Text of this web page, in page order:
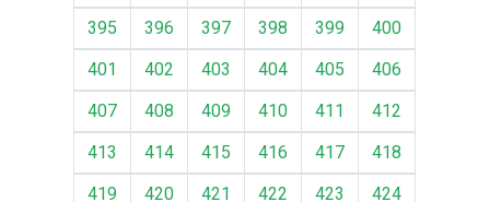
395
396 397 398 399
400
401
402 403 404 405
406
407
408 409 410 411
412
413
414 415 416 417
418
419
420 421 422 423 424